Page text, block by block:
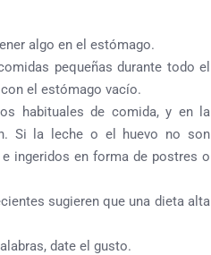
algo en el estómago.
pequeñas durante todo el
el estómago vacío.
habituales de comida, y en la
Si la leche o el huevo no son
ingeridos en forma de postres o
sugieren que una dieta alta
date el gusto.